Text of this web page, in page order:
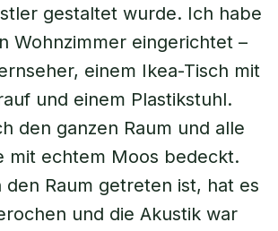
gestaltet wurde. Ich habe
Wohnzimmer eingerichtet –
einem Ikea-Tisch mit
und einem Plastikstuhl.
den ganzen Raum und alle
mit echtem Moos bedeckt.
den Raum getreten ist, hat es
und die Akustik war